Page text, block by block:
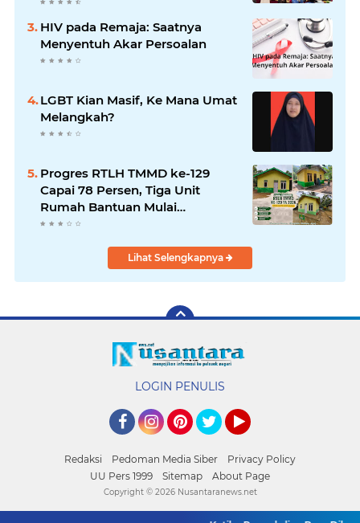
HIV pada Remaja: Saatnya
Menyentuh Akar Persoalan
LGBT Kian Masif, Ke Mana Umat
Melangkah?
Progres RTLH TMMD ke-129
Capai 78 Persen, Tiga Unit
Rumah Bantuan Mulai
Rampung
Lihat Selengkapnya
LOGIN PENULIS
Redaksi Pedoman Media Siber
Privacy Policy
UU Pers 1999
Sitemap About Page
Copyright © 2026 Nusantaranews.net